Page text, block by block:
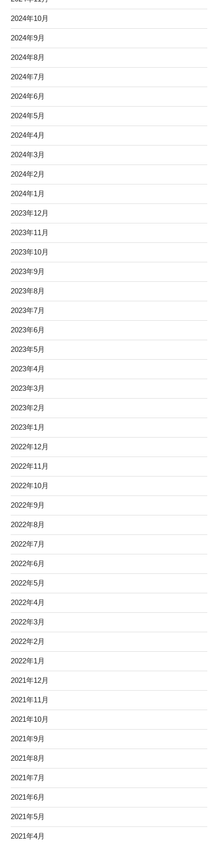
2024年10月
2024年9月
2024年8月
2024年7月
2024年6月
2024年5月
2024年4月
2024年3月
2024年2月
2024年1月
2023年12月
2023年11月
2023年10月
2023年9月
2023年8月
2023年7月
2023年6月
2023年5月
2023年4月
2023年3月
2023年2月
2023年1月
2022年12月
2022年11月
2022年10月
2022年9月
2022年8月
2022年7月
2022年6月
2022年5月
2022年4月
2022年3月
2022年2月
2022年1月
2021年12月
2021年11月
2021年10月
2021年9月
2021年8月
2021年7月
2021年6月
2021年5月
2021年4月